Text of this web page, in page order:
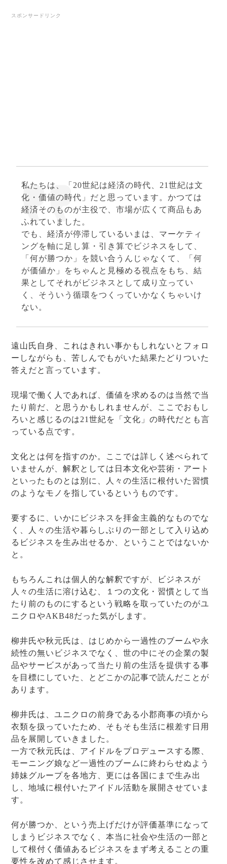
スポンサードリンク
私たちは、「20世紀は経済の時代、21世紀は文
化・価値の時代」だと思っています。かつては
経済そのものが主役で、市場が広くて商品もあ
ふれていました。
でも、経済が停滞しているいまは、マーケティ
ングを軸に足し算・引き算でビジネスをして、
「何が勝つか」を競い合うんじゃなくて、「何
が価値か」をちゃんと見極める視点をもち、結
果としてそれがビジネスとして成り立ってい
く、そういう循環をつくっていかなくちゃいけ
ない。
遠山氏自身、これはきれい事かもしれないとフォロ
ーしながらも、苦しんでもがいた結果たどりついた
答えだと言っています。
現場で働く人であれば、価値を求めるのは当然で当
たり前だ、と思うかもしれませんが、ここでおもし
ろいと感じるのは21世紀を「文化」の時代だとも言
っている点です。
文化とは何を指すのか。ここでは詳しく述べられて
いませんが、解釈としては日本文化や芸術・アート
といったものとは別に、人々の生活に根付いた習慣
のようなモノを指しているというものです。
要するに、いかにビジネスを拝金主義的なものでな
く、人々の生活や暮らしぶりの一部として入り込め
るビジネスを生み出せるか、ということではないか
と。
もちろんこれは個人的な解釈ですが、ビジネスが
人々の生活に溶け込む、１つの文化・習慣として当
たり前のものにするという戦略を取っていたのがユ
ニクロやAKB48だった気がします。
柳井氏や秋元氏は、はじめから一過性のブームや永
続性の無いビジネスでなく、世の中にその企業の製
品やサービスがあって当たり前の生活を提供する事
を目標にしていた、とどこかの記事で読んだことが
あります。
柳井氏は、ユニクロの前身である小郡商事の頃から
衣類を扱っていたため、そもそも生活に根差す日用
品を展開していきました。
一方で秋元氏は、アイドルをプロデュースする際、
モーニング娘など一過性のブームに終わらせぬよう
姉妹グループを各地方、更には各国にまで生み出
し、地域に根付いたアイドル活動を展開させていま
す。
何が勝つか、という売上げだけが評価基準になって
しまうビジネスでなく、本当に社会や生活の一部と
して根付く価値あるビジネスをまず考えることの重
要性を改めて感じさせます。